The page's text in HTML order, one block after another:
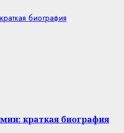
биография
краткая биография